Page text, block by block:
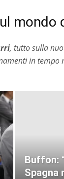
mondo
, tutto sulla
in tempo
Buffon:
Spagna